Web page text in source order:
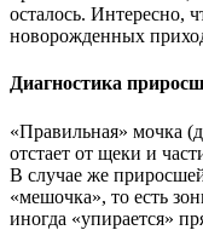
осталось. Интересно,
новорожденных
Диагностика
«Правильная» мочка
отстает от щеки и
В случае же
«мешочка», то есть
иногда «упирается»